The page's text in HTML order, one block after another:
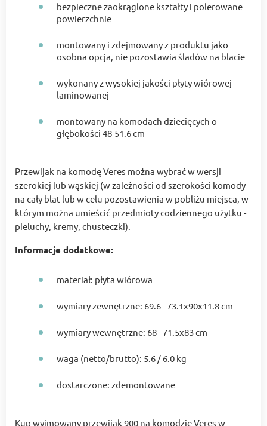
bezpieczne zaokrąglone kształty i polerowane
powierzchnie
montowany i zdejmowany z produktu jako
osobna opcja, nie pozostawia śladów na blacie
wykonany z wysokiej jakości płyty wiórowej
laminowanej
montowany na komodach dziecięcych o
głębokości 48-51.6 cm
Przewijak na komodę Veres można wybrać w wersji
szerokiej lub wąskiej (w zależności od szerokości komody -
na cały blat lub w celu pozostawienia w pobliżu miejsca, w
którym można umieścić przedmioty codziennego użytku -
pieluchy, kremy, chusteczki).
Informacje dodatkowe:
materiał: płyta wiórowa
wymiary zewnętrzne: 69.6 - 73.1х90х11.8 cm
wymiary wewnętrzne: 68 - 71.5х83 cm
waga (netto/brutto): 5.6 / 6.0 kg
dostarczone: zdemontowane
Kup wyjmowany przewijak 900 na komodzie Veres w